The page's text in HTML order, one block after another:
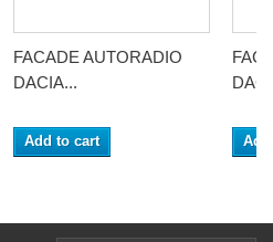
FACADE AUTORADIO
DACIA...
Add to cart